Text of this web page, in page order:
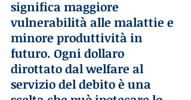
significa maggiore
vulnerabilità alle malattie e
minore produttività in
futuro. Ogni dollaro
dirottato dal welfare al
servizio del debito è una